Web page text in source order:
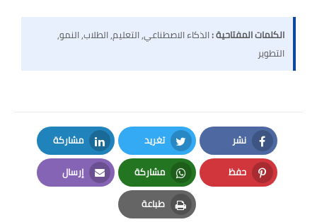
الكلمات المفتاحية :الذكاء الاصطناعي, التعليم, الطلاب, النمو,
التطوير
نشر
Facebook
تغريد
Twitter
مشاركة
LinkedIn
حفظ
Pinterest
مشاركة
Whatsapp
إرسال
Email
طباعة